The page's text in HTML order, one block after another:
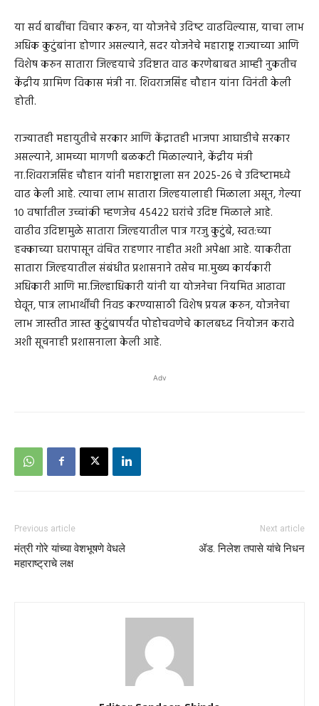
या सर्व बाबींचा विचार करुन, या योजनेचे उदिष्‍ट वाढविल्यास, याचा लाभ
अधिक कुटुंबांना होणार असल्याने, सदर योजनेचे महाराष्ट्र राज्याच्या आणि
विशेष करुन सातारा जिल्हयाचे उदिष्टात वाढ करणेबाबत आम्ही नुकतीच
केंद्रीय ग्रामिण विकास मंत्री ना. शिवराजसिंह चौहान यांना विनंती केली
होती.
राज्यातही महायुतीचे सरकार आणि केंद्रातही भाजपा आघाडीचे सरकार
असल्याने, आमच्या मागणी बळकटी मिळाल्याने, केंद्रीय मंत्री
ना.शिवराजसिंह चौहान यांनी महाराष्ट्राला सन 2025-26 चे उदिष्‍टामध्ये
वाढ केली आहे. त्याचा लाभ सातारा जिल्हयालाही मिळाला असून, गेल्या
१० वर्षाातील उच्चांकी म्हणजेच 45422 घरांचे उदिष्ट मिळाले आहे.
वाढीव उदिष्टामुळे सातारा जिल्हयातील पात्र गरजु कुटुंबे, स्वत:च्या
हक्काच्या घरापासून वंचित राहणार नाहीत अशी अपेक्षा आहे. याकरीता
सातारा जिल्हयातील संबंधीत प्रशासनाने तसेच मा.मुख्य कार्यकारी
अधिकारी आणि मा.जिल्हाधिकारी यांनी या योजनेचा नियमित आढावा
घेवून, पात्र लाभार्थींची निवड करण्यासाठी विशेष प्रयत्न करुन, योजनेचा
लाभ जास्तीत जास्त कुटुंबापर्यंत पोहोचवणेचे कालबध्द नियोजन करावे
अशी सूचनाही प्रशासनाला केली आहे.
Adv
Previous article
मंत्री गोरे यांच्या वेशभूषणे वेधले
महाराष्ट्राचे लक्ष
Next article
ॲड. निलेश तपासे यांचे निधन